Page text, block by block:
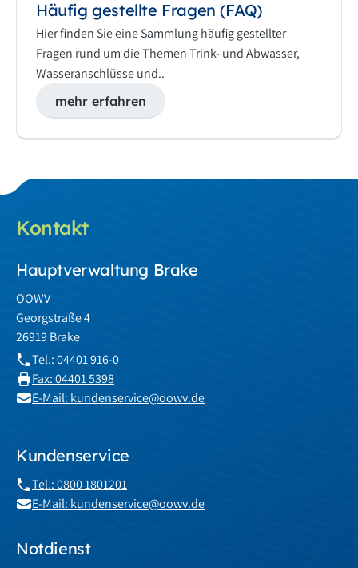
Häufig gestellte Fragen (FAQ)
Hier finden Sie eine Sammlung häufig gestellter
Fragen rund um die Themen Trink- und Abwasser,
Wasseranschlüsse und..
mehr erfahren
Kontakt
Hauptverwaltung Brake
OOWV
Georgstraße 4
26919 Brake
Tel.: 04401 916-0
Fax: 04401 5398
E-Mail: kundenservice@oowv.de
Kundenservice
Tel.: 0800 1801201
E-Mail: kundenservice@oowv.de
Notdienst